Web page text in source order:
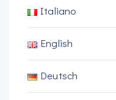
Italiano
English
Deutsch